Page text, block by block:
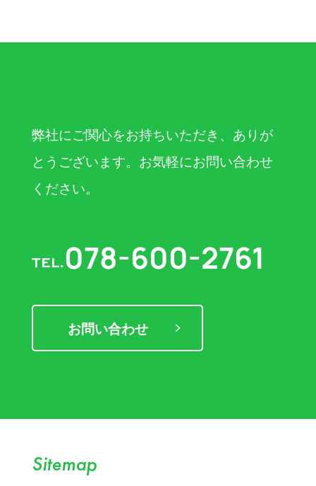
弊社にご関心をお持ちいただき、ありが
とうございます。お気軽にお問い合わせ
ください。
TEL. 078-600-2761
お問い合わせ
Sitemap